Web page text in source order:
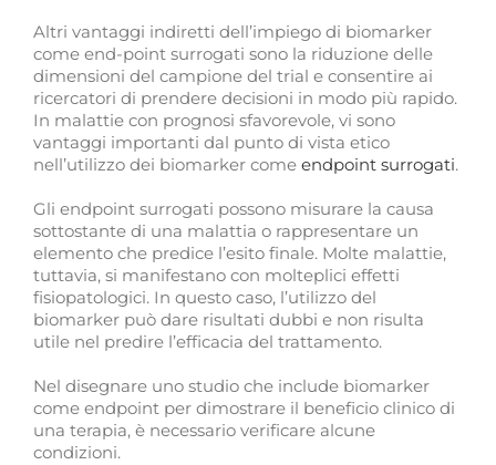
Altri vantaggi indiretti dell’impiego di biomarker
come end-point surrogati sono la riduzione delle
dimensioni del campione del trial e consentire ai
ricercatori di prendere decisioni in modo più rapido.
In malattie con prognosi sfavorevole, vi sono
vantaggi importanti dal punto di vista etico
nell’utilizzo dei biomarker come endpoint surrogati.
Gli endpoint surrogati possono misurare la causa
sottostante di una malattia o rappresentare un
elemento che predice l’esito finale. Molte malattie,
tuttavia, si manifestano con molteplici effetti
fisiopatologici. In questo caso, l’utilizzo del
biomarker può dare risultati dubbi e non risulta
utile nel predire l’efficacia del trattamento.
Nel disegnare uno studio che include biomarker
come endpoint per dimostrare il beneficio clinico di
una terapia, è necessario verificare alcune
condizioni.